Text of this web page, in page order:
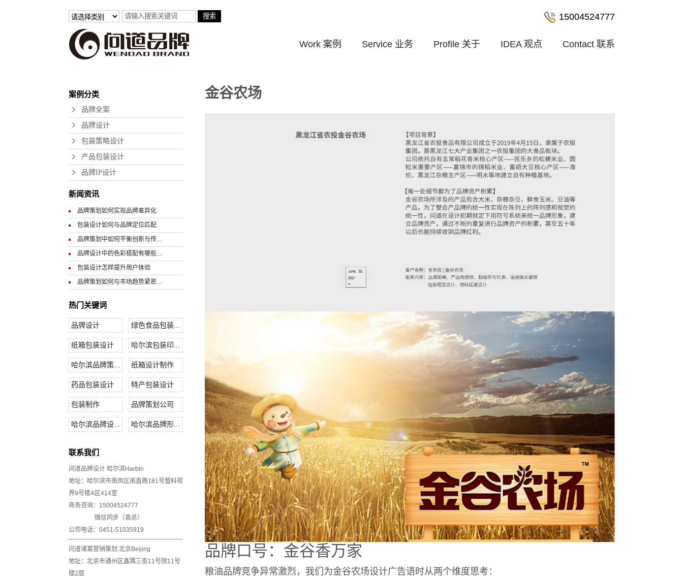
15004524777
Work案例 Service业务 Profile关于 IDEA观点 Contact联系
案例分类
品牌全案
品牌设计
包装策略设计
产品包装设计
品牌IP设计
新闻资讯
品牌策划如何实现品牌差异化
包装设计如何与品牌定位匹配
品牌策划中如何平衡创新与传...
品牌设计中的色彩搭配有哪些...
包装设计怎样提升用户体验
品牌策划如何与市场趋势紧密...
热门关键词
品牌设计 绿色食品包装...
纸箱包装设计 哈尔滨包装印...
哈尔滨品牌策... 纸箱设计制作
药品包装设计 特产包装设计
包装制作 品牌策划公司
哈尔滨品牌设... 哈尔滨品牌形...
联系我们
问道品牌设计.哈尔滨Harbin
地址：哈尔滨市南岗区南直路181号盟科视
界9号楼A区414室
商务咨询：
15004524777
微信同步（袁总）
公司电话：0451-51035919
问道诸葛营销策划.北京Beijing
地址：北京市通州区鑫隅三街11号院11号
楼2层
金谷农场
品牌口号：金谷香万家
粮油品牌竞争异常激烈，我们为金谷农场设计广告语时从两个维度思考：